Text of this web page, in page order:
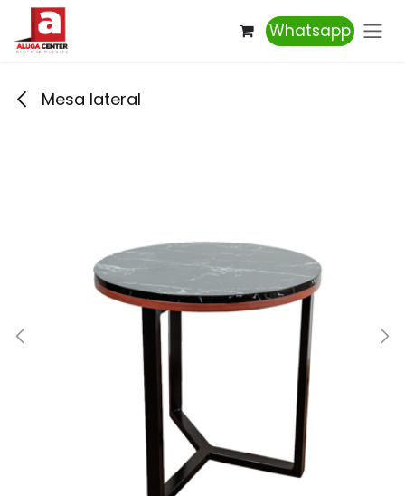
Ir al contenido
Whatsapp
Mesa lateral